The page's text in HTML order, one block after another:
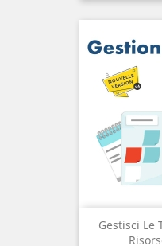
Gestisci Le